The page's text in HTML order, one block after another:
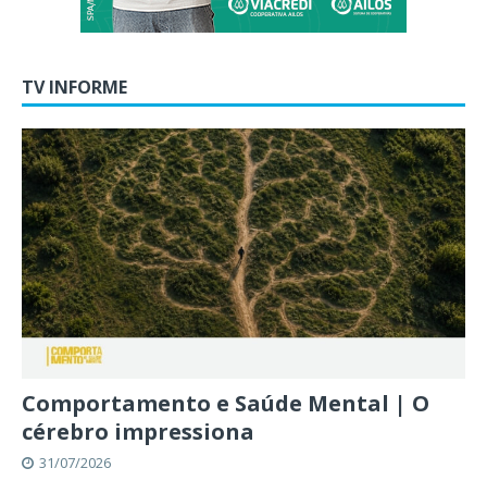
TV INFORME
Comportamento e Saúde Mental | O
cérebro impressiona
31/07/2026